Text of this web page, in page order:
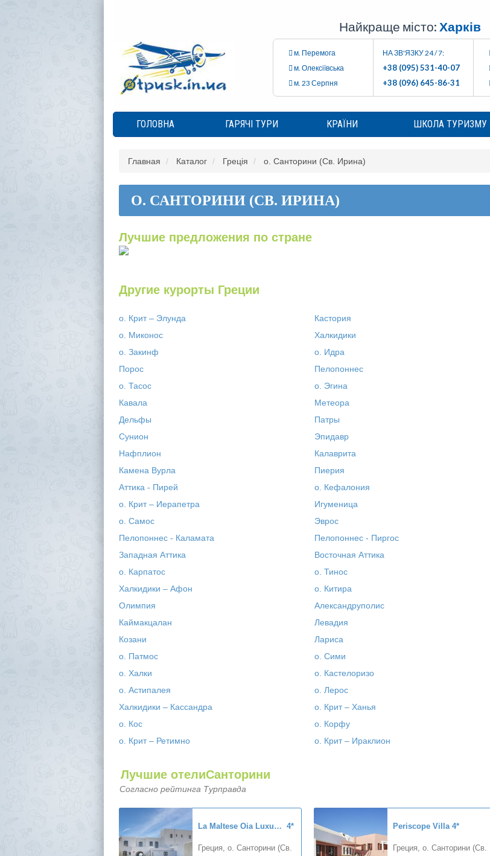
Найкраще місто: Харків
м. Перемога
м. Олексіївська
м. 23 Серпня
НА ЗВ'ЯЗКУ 24 / 7:
+38 (095) 531-40-07
+38 (096) 645-86-31
ГОЛОВНА ГАРЯЧІ ТУРИ КРАЇНИ ШКОЛА ТУРИЗМУ
Главная Каталог Греція о. Санторини (Св. Ирина)
О. САНТОРИНИ (СВ. ИРИНА)
Лучшие предложения по стране
Другие курорты Греции
о. Крит – Элунда Кастория
о. Миконос
Халкидики
о. Закинф
о. Идра
Порос
Пелопоннес
о. Тасос
о. Эгина
Кавала
Метеора
Дельфы
Патры
Сунион
Эпидавр
Нафплион
Калаврита
Камена Вурла
Пиерия
Аттика - Пирей
о. Кефалония
о. Крит – Иерапетра
Игуменица
о. Самос
Эврос
Пелопоннес - Каламата
Пелопоннес - Пиргос
Западная Аттика
Восточная Аттика
о. Карпатос
о. Тинос
Халкидики – Афон
о. Китира
Олимпия
Александруполис
Каймакцалан
Левадия
Козани
Лариса
о. Патмос
о. Сими
о. Халки
о. Кастелоризо
о. Астипалея
о. Лерос
Халкидики – Кассандра
о. Крит – Ханья
о. Кос
о. Корфу
о. Крит – Ретимно
о. Крит – Ираклион
Лучшие отелиСанторини
Согласно рейтинга Турправда
La Maltese Oia Luxury Suites 4*
Греция, о. Санторини (Св.
Periscope Villa 4*
Греция, о. Санторини (Св.